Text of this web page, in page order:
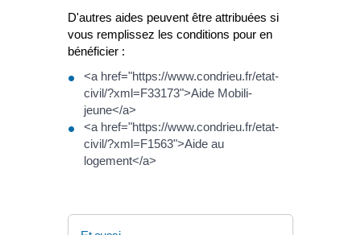
D'autres aides peuvent être attribuées si
vous remplissez les conditions pour en
bénéficier :
<a href="https://www.condrieu.fr/etat-
civil/?xml=F33173">Aide Mobili-
jeune</a>
<a href="https://www.condrieu.fr/etat-
civil/?xml=F1563">Aide au
logement</a>